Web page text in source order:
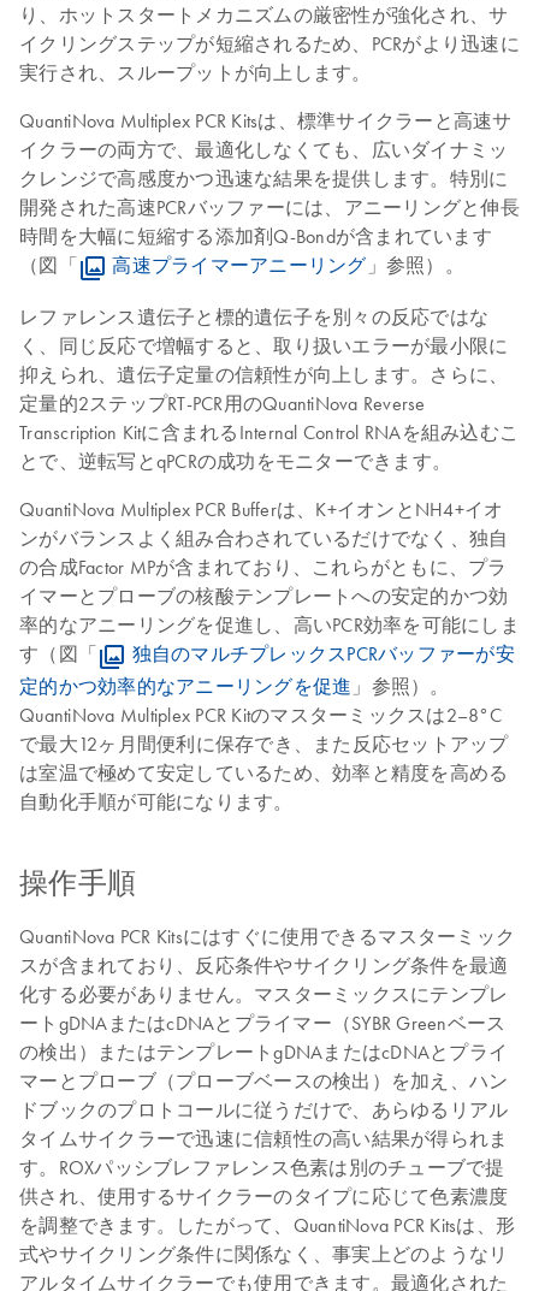
り、ホットスタートメカニズムの厳密性が強化され、サ
イクリングステップが短縮されるため、PCRがより迅速に
実行され、スループットが向上します。
QuantiNova Multiplex PCR Kitsは、標準サイクラーと高速サ
イクラーの両方で、最適化しなくても、広いダイナミッ
クレンジで高感度かつ迅速な結果を提供します。特別に
開発された高速PCRバッファーには、アニーリングと伸長
時間を大幅に短縮する添加剤Q-Bondが含まれています
（図「
高速プライマーアニーリング 」参照）。
レファレンス遺伝子と標的遺伝子を別々の反応ではな
く、同じ反応で増幅すると、取り扱いエラーが最小限に
抑えられ、遺伝子定量の信頼性が向上します。さらに、
定量的2ステップRT-PCR用のQuantiNova Reverse
Transcription Kitに含まれるInternal Control RNAを組み込むこ
とで、逆転写とqPCRの成功をモニターできます。
QuantiNova Multiplex PCR Bufferは、K+イオンとNH4+イオ
ンがバランスよく組み合わされているだけでなく、独自
の合成Factor MPが含まれており、これらがともに、プラ
イマーとプローブの核酸テンプレートへの安定的かつ効
率的なアニーリングを促進し、高いPCR効率を可能にしま
す（図「
独自のマルチプレックスPCRバッファーが安
定的かつ効率的なアニーリングを促進 」参照）。
QuantiNova Multiplex PCR Kitのマスターミックスは2–8°C
で最大12ヶ月間便利に保存でき、また反応セットアップ
は室温で極めて安定しているため、効率と精度を高める
自動化手順が可能になります。
操作手順
QuantiNova PCR Kitsにはすぐに使用できるマスターミック
スが含まれており、反応条件やサイクリング条件を最適
化する必要がありません。マスターミックスにテンプレ
ートgDNAまたはcDNAとプライマー（SYBR Greenベース
の検出）またはテンプレートgDNAまたはcDNAとプライ
マーとプローブ（プローブベースの検出）を加え、ハン
ドブックのプロトコールに従うだけで、あらゆるリアル
タイムサイクラーで迅速に信頼性の高い結果が得られま
す。ROXパッシブレファレンス色素は別のチューブで提
供され、使用するサイクラーのタイプに応じて色素濃度
を調整できます。したがって、QuantiNova PCR Kitsは、形
式やサイクリング条件に関係なく、事実上どのようなリ
アルタイムサイクラーでも使用できます。最適化された